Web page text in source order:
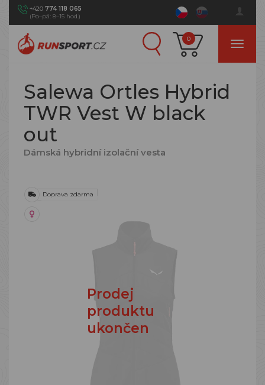
+420 774 118 065
(Po–pá: 8–15 hod.)
0
Salewa Ortles Hybrid
TWR Vest W black
out
Dámská hybridní izolační vesta
Doprava zdarma
Prodej
produktu
ukončen